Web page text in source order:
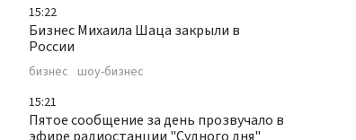
15:22
Бизнес Михаила Шаца закрыли в
России
бизнес шоу-бизнес
15:21
Пятое сообщение за день прозвучало в